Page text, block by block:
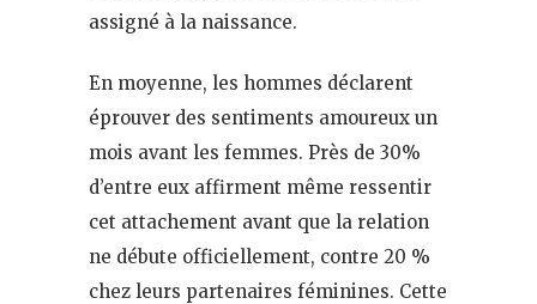
assigné à la naissance.
En moyenne, les hommes déclarent
éprouver des sentiments amoureux un
mois avant les femmes. Près de 30%
d’entre eux affirment même ressentir
cet attachement avant que la relation
ne débute officiellement, contre 20 %
chez leurs partenaires féminines. Cette